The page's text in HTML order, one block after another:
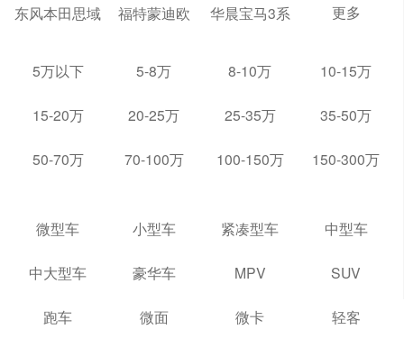
东风本田思域 福特蒙迪欧 华晨宝马3系 更多
5万以下 5-8万 8-10万 10-15万
15-20万 20-25万 25-35万 35-50万
50-70万 70-100万 100-150万 150-300万
微型车 小型车 紧凑型车 中型车
中大型车 豪华车 MPV SUV
跑车 微面 微卡 轻客